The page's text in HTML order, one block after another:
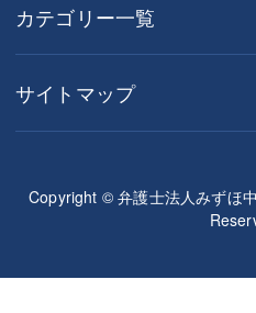
カテゴリー一覧
サイトマップ
Copyright © 弁護士法人みずほ